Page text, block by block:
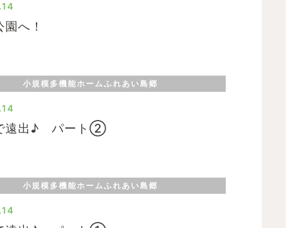
へ！
小規模多機能ホームふれあい島郷
遠出♪ パート②
小規模多機能ホームふれあい島郷